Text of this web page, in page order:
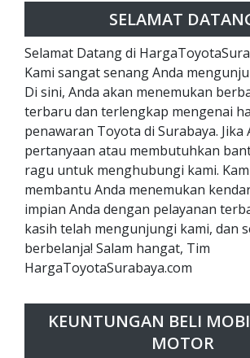
SELAMAT
Selamat Datang di
Kami sangat senang Anda
Di sini, Anda akan menemukan
terbaru dan terlengkap mengenai
penawaran Toyota di Surabaya. Jika
pertanyaan atau membutuhkan
ragu untuk menghubungi kami.
membantu Anda menemukan
impian Anda dengan pelayanan
kasih telah mengunjungi kami, dan
berbelanja! Salam hangat, Tim
HargaToyotaSurabaya.com
KEUNTUNGAN BELI
MOTOR